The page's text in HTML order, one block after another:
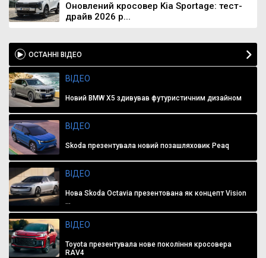
Оновлений кросовер Kia Sportage: тест-
драйв 2026 р...
ОСТАННІ ВІДЕО
ВІДЕО
Новий BMW X5 здивував футуристичним дизайном
ВІДЕО
Skoda презентувала новий позашляховик Peaq
ВІДЕО
Нова Skoda Octavia презентована як концепт Vision
...
ВІДЕО
Toyota презентувала нове покоління кросовера
RAV4